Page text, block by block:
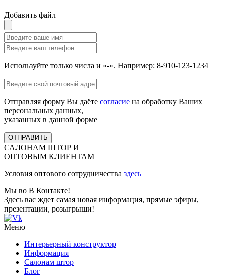
Добавить файл
Используйте только числа и «-». Например: 8-910-123-1234
Отправляя форму Вы даёте согласие на обработку Ваших
персональных данных,
указанных в данной форме
ОТПРАВИТЬ
САЛОНАМ ШТОР И
ОПТОВЫМ КЛИЕНТАМ
Условия оптового сотрудничества здесь
Мы во В Контакте!
Здесь вас ждет самая новая информация, прямые эфиры,
презентации, розыгрыши!
Меню
Интерьерный конструктор
Информация
Салонам штор
Блог